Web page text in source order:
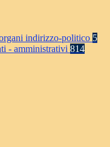
indirizzo-politico 5
- amministrativi 814